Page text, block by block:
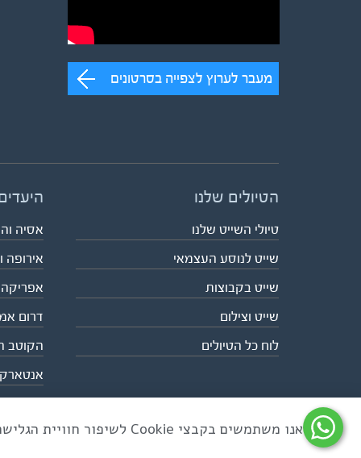
מעבר לערוץ לצפייה בסרטונים
הטיולים שלנו
טיולי השייט שלנו
שייט לנוסע העצמאי
שייט בקבוצות
שייט וצילום
לוח כל הטיולים
אסיה
אירופה
אפריקה
דרום
הקוטב
כל הזכויות שמורות לאקו טיולי שטח | טלפון 03-6879090 | פקס 03-6879099 |
אנו משתמשים בקבצי Cookie לשיפור חוויית הגלישה ולניתוח שימוש באתר